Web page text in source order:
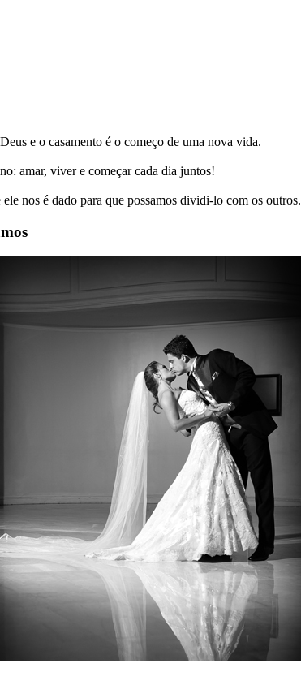
e o casamento é o começo de uma nova vida.
amar, viver e começar cada dia juntos!
nos é dado para que possamos dividi-lo com os outros.